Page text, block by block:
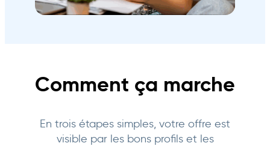
Comment ça marche
En trois étapes simples, votre offre est
visible par les bons profils et les